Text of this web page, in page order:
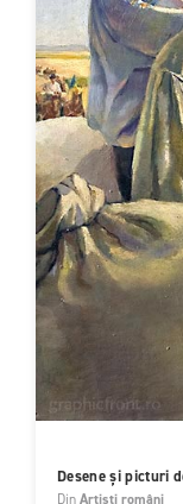
Desene și picturi
DinArtiști români